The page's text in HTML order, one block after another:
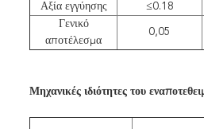
Αξία εγγύησης
≤0.18
Γενικό
αποτέλεσμα
0,05
Μηχανικές ιδιότητες του